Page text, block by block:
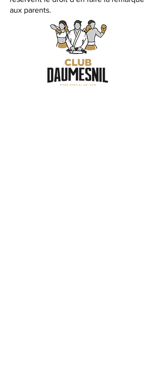
aux parents.